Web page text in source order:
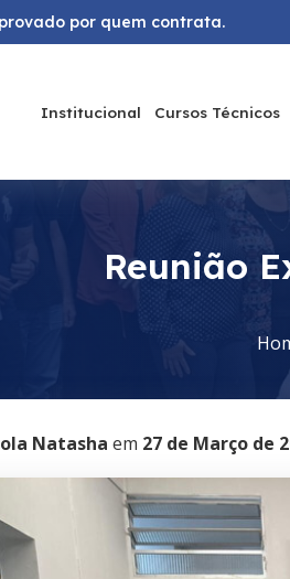
por quem contrata.
Institucional Cursos Técnicos
Reunião
Natasha em 27 de Março de